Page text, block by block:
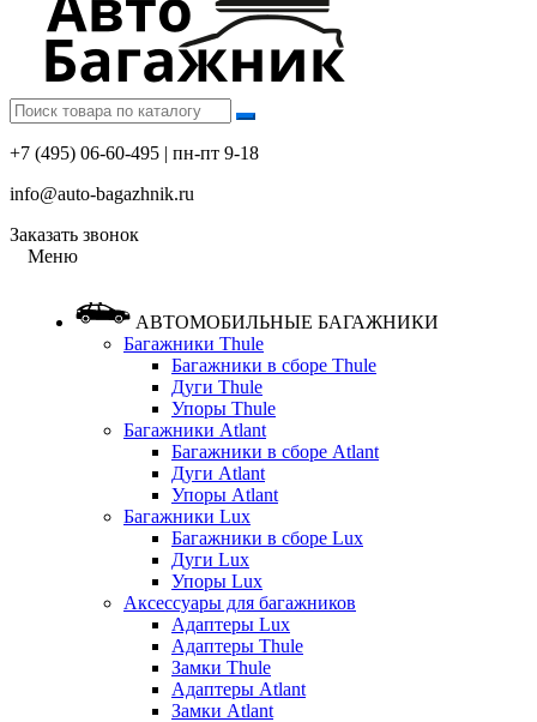
+7 (495) 06-60-495 | пн-пт 9-18
info@auto-bagazhnik.ru
Заказать звонок
Меню
АВТОМОБИЛЬНЫЕ БАГАЖНИКИ
Багажники Thule
Багажники в сборе Thule
Дуги Thule
Упоры Thule
Багажники Atlant
Багажники в сборе Atlant
Дуги Atlant
Упоры Atlant
Багажники Lux
Багажники в сборе Lux
Дуги Lux
Упоры Lux
Аксессуары для багажников
Адаптеры Lux
Адаптеры Thule
Замки Thule
Адаптеры Atlant
Замки Atlant